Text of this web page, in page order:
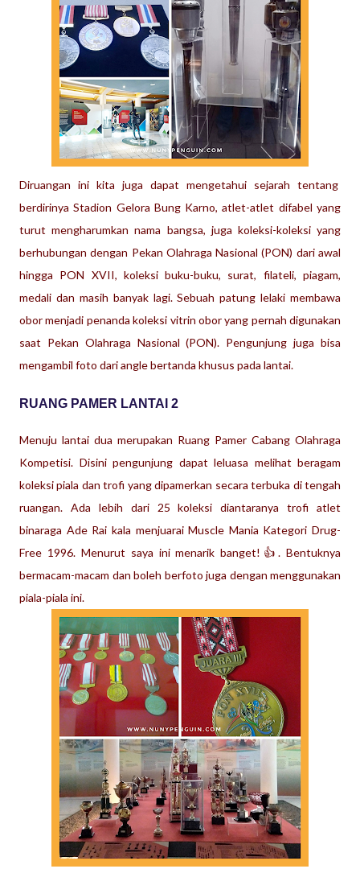
Diruangan ini kita juga dapat mengetahui sejarah tentang
berdirinya Stadion Gelora Bung Karno, atlet-atlet difabel yang
turut mengharumkan nama bangsa, juga koleksi-koleksi yang
berhubungan dengan Pekan Olahraga Nasional (PON) dari awal
hingga PON XVII, koleksi buku-buku, surat, filateli, piagam,
medali dan masih banyak lagi. Sebuah patung lelaki membawa
obor menjadi penanda koleksi vitrin obor yang pernah digunakan
saat Pekan Olahraga Nasional (PON). Pengunjung juga bisa
mengambil foto dari angle bertanda khusus pada lantai.
RUANG PAMER LANTAI 2
Menuju lantai dua merupakan Ruang Pamer Cabang Olahraga
Kompetisi. Disini pengunjung dapat leluasa melihat beragam
koleksi piala dan trofi yang dipamerkan secara terbuka di tengah
ruangan. Ada lebih dari 25 koleksi diantaranya trofi atlet
binaraga Ade Rai kala menjuarai Muscle Mania Kategori Drug-
Free 1996. Menurut saya ini menarik banget!👍. Bentuknya
bermacam-macam dan boleh berfoto juga dengan menggunakan
piala-piala ini.